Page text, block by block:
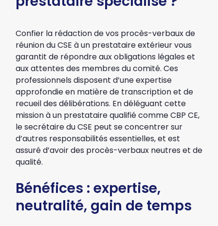
Confier la rédaction de vos procès-verbaux de
réunion du CSE à un prestataire extérieur vous
garantit de répondre aux obligations légales et
aux attentes des membres du comité. Ces
professionnels disposent d’une expertise
approfondie en matière de transcription et de
recueil des délibérations. En déléguant cette
mission à un prestataire qualifié commeCBP CE,
le secrétaire du CSE peut se concentrer sur
d’autres responsabilités essentielles, et est
assuré d’avoir des procès-verbaux neutres et de
qualité.
Bénéfices : expertise,
neutralité, gain de temps